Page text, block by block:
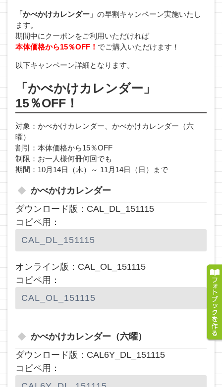
「かべかけカレンダー」 の早割キャンペーン実施いたし
ます。
期間中にクーポンをご利用いただければ
本体価格から15％OFF！ でご購入いただけます！
以下キャンペーン詳細となります。
「かべかけカレンダー」
15％OFF！
対象：かべかけカレンダー、かべかけカレンダー（六
曜）
割引：本体価格から15％OFF
制限：お一人様何冊何回でも
期間：10月14日（木）～ 11月14日（日）まで
かべかけカレンダー
ダウンロード版：CAL_DL_151115
コピペ用：
オンライン版：CAL_OL_151115
コピペ用：
かべかけカレンダー（六曜）
ダウンロード版：CAL6Y_DL_151115
コピペ用：